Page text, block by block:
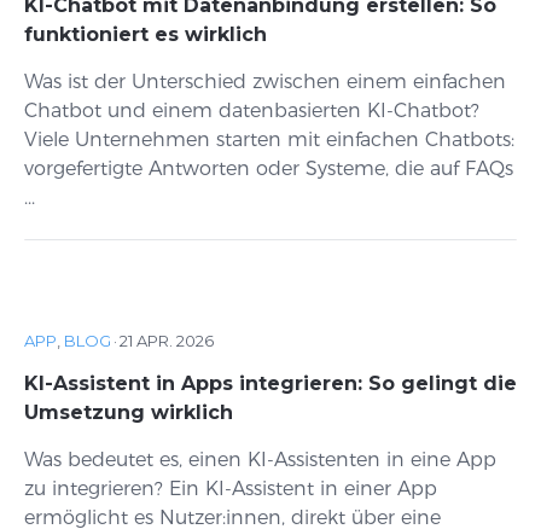
KI-Chatbot mit Datenanbindung erstellen: So
funktioniert es wirklich
Was ist der Unterschied zwischen einem einfachen
Chatbot und einem datenbasierten KI-Chatbot?
Viele Unternehmen starten mit einfachen Chatbots:
vorgefertigte Antworten oder Systeme, die auf FAQs
...
APP, BLOG ·21 APR. 2026
KI-Assistent in Apps integrieren: So gelingt die
Umsetzung wirklich
Was bedeutet es, einen KI-Assistenten in eine App
zu integrieren? Ein KI-Assistent in einer App
ermöglicht es Nutzer:innen, direkt über eine